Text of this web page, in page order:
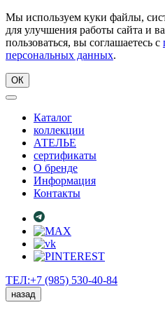
Мы используем куки файлы,
для улучшения работы сайта и
пользоваться, вы соглашаетесь с
персональных данных.
ОК
Каталог
коллекции
АТЕЛЬЕ
сертификаты
О бренде
Информация
Контакты
ТЕЛ:+7 (985) 530-40-84
назад